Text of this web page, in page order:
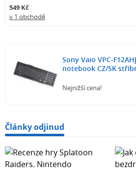
549 Kč
v 1 obchodě
Sony Vaio VPC-
notebook CZ/SK
Nejnižší cena!
Články odjinud